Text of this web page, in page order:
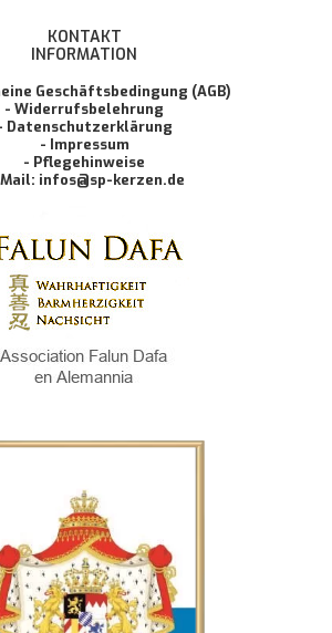
KONTAKT
INFORMATION
Geschäftsbedingung (AGB)
- Widerrufsbelehrung
Datenschutzerklärung
- Impressum
- Pflegehinweise
infos@sp-kerzen.de